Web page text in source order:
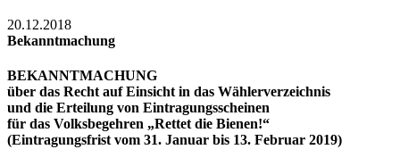
20.12.2018
Bekanntmachung
BEKANNTMACHUNG
über das Recht auf Einsicht in das Wählerverzeichnis
und die Erteilung von Eintragungsscheinen
für das Volksbegehren „Rettet die Bienen!“
(Eintragungsfrist vom 31. Januar bis 13. Februar 2019)